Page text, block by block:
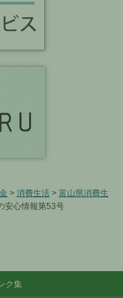
> 消費生活 > 富山県消費生
安心情報第53号
ク集